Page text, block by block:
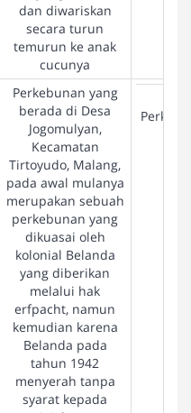
dan diwariskan
secara turun
temurun ke anak
cucunya
Perkebunan yang
berada di Desa
Jogomulyan,
Kecamatan
Tirtoyudo, Malang,
pada awal mulanya
merupakan sebuah
perkebunan yang
dikuasai oleh
kolonial Belanda
yang diberikan
melalui hak
erfpacht, namun
kemudian karena
Belanda pada
tahun 1942
menyerah tanpa
syarat kepada